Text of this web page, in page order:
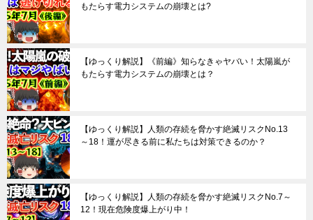
もたらす電力システムの崩壊とは?
【ゆっくり解説】《前編》知らなきゃヤバい！太陽嵐が
もたらす電力システムの崩壊とは？
【ゆっくり解説】人類の存続を脅かす絶滅リスクNo.13
～18！運が尽きる前に私たちは対策できるのか？
【ゆっくり解説】人類の存続を脅かす絶滅リスクNo.7～
12！現在危険度爆上がり中！